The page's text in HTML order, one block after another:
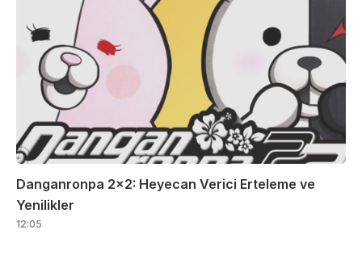
Danganronpa 2×2: Heyecan Verici Erteleme ve
Yenilikler
12:05